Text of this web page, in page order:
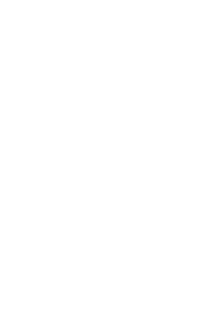
En el Centro Cívico
y el Centro Cívico
Este-Alcosa-
del programa con los
Distrito Macarena
con la participación
La ROOS ha querido
diferentes aspectos
movimiento y la
Los textos están